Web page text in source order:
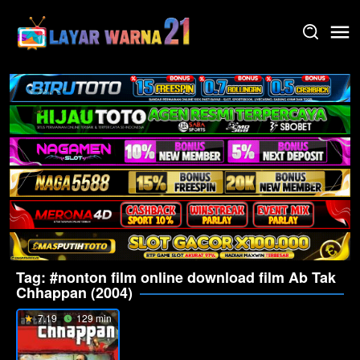
content
Tag: #nonton film online download film Ab Tak
Chhappan (2004)
7.19 129 min